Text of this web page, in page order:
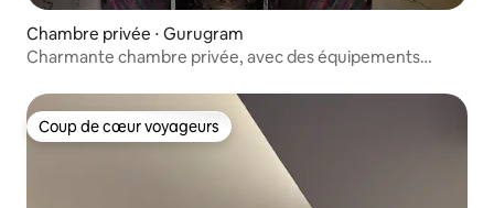
Chambre privée ⋅ Gurugram
Charmante chambre privée, avec des équipements
Coup de cœur voyageurs
Coup de cœur voyageurs